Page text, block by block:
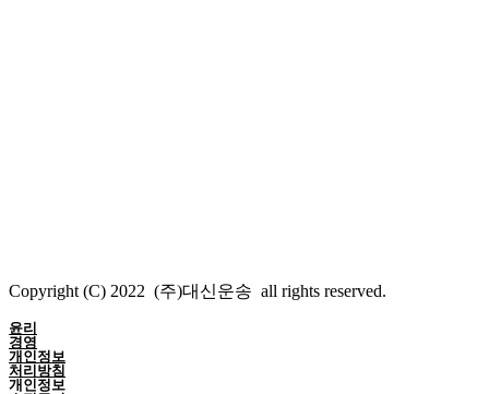
Copyright (C) 2022 (주)대신운송 all rights reserved.
윤리
경영
개인정보
처리방침
개인정보